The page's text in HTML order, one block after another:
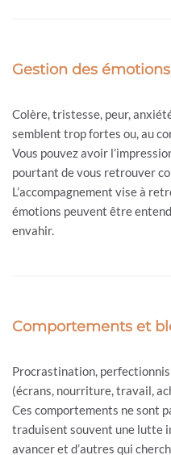
Gestion des émotions
Colère, tristesse, peur,
semblent trop fortes ou, au
Vous pouvez avoir
pourtant de vous retrouver
L’accompagnement vise à
émotions peuvent être
envahir.
Comportements et
Procrastination,
(écrans, nourriture, travail,
Ces comportements ne sont
traduisent souvent une lutte
avancer et d’autres qui